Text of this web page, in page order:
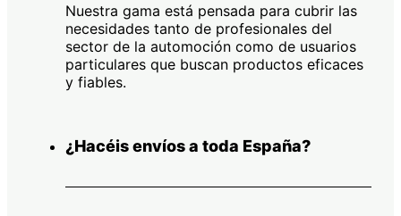
Nuestra gama está pensada para cubrir las
necesidades tanto de profesionales del
sector de la automoción como de usuarios
particulares que buscan productos eficaces
y fiables.
¿Hacéis envíos a toda España?